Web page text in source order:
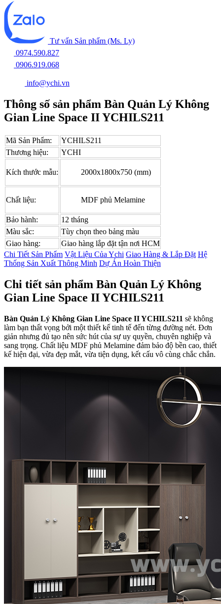
Tư vấn Sản phẩm (Ms. Ly)
0974.590.827
0906.919.068
info@ychi.vn
Thông số sản phẩm Bàn Quản Lý Không
Gian Line Space II YCHILS211
Mã Sản Phẩm:
YCHILS211
Thương hiệu:
YCHI
Kích thước mẫu: 2000x1800x750 (mm)
Chất liệu: MDF phủ Melamine
Bảo hành:
12 tháng
Màu sắc:
Tùy chọn theo bảng màu
Giao hàng:
Giao hàng lắp đặt tận nơi HCM
Chi Tiết Sản Phẩm Vật Liệu Của Ychi Giao Hàng & Lắp Đặt Hệ
Thống Sản Xuất Thông Minh Dự Án Hoàn Thiện
Chi tiết sản phẩm Bàn Quản Lý Không
Gian Line Space II YCHILS211
Bàn Quản Lý Không Gian Line Space II YCHILS211 sẽ không
làm bạn thất vọng bởi một thiết kế tinh tế đến từng đường nét. Đơn
giản nhưng đủ tạo nên sức hút của sự uy quyền, chuyên nghiệp và
sang trọng. Chất liệu MDF phủ Melamine đảm bảo độ bền cao, thiết
kế hiện đại, vừa đẹp mắt, vừa tiện dụng, kết cấu vô cùng chắc chắn.